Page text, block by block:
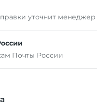
уточнит менеджер
Почты России